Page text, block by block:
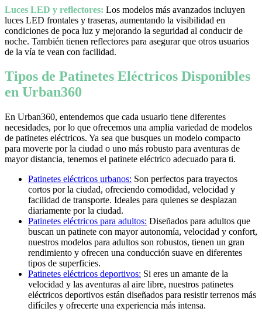
Luces LED y reflectores: Los modelos más avanzados incluyen
luces LED frontales y traseras, aumentando la visibilidad en
condiciones de poca luz y mejorando la seguridad al conducir de
noche. También tienen reflectores para asegurar que otros usuarios
de la vía te vean con facilidad.
Tipos de Patinetes Eléctricos Disponibles
en Urban360
En Urban360, entendemos que cada usuario tiene diferentes
necesidades, por lo que ofrecemos una amplia variedad de modelos
de patinetes eléctricos. Ya sea que busques un modelo compacto
para moverte por la ciudad o uno más robusto para aventuras de
mayor distancia, tenemos el patinete eléctrico adecuado para ti.
Patinetes eléctricos urbanos: Son perfectos para trayectos
cortos por la ciudad, ofreciendo comodidad, velocidad y
facilidad de transporte. Ideales para quienes se desplazan
diariamente por la ciudad.
Patinetes eléctricos para adultos: Diseñados para adultos que
buscan un patinete con mayor autonomía, velocidad y confort,
nuestros modelos para adultos son robustos, tienen un gran
rendimiento y ofrecen una conducción suave en diferentes
tipos de superficies.
Patinetes eléctricos deportivos: Si eres un amante de la
velocidad y las aventuras al aire libre, nuestros patinetes
eléctricos deportivos están diseñados para resistir terrenos más
difíciles y ofrecerte una experiencia más intensa.